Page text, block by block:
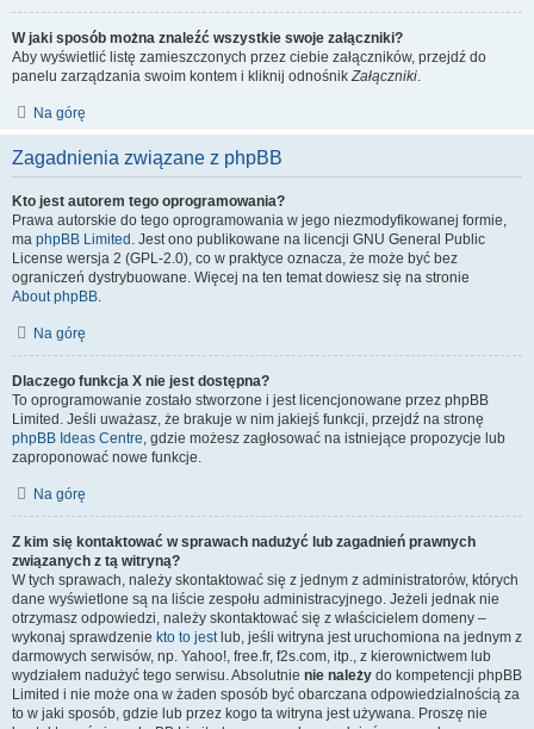
W jaki sposób można znaleźć wszystkie swoje załączniki?
Aby wyświetlić listę zamieszczonych przez ciebie załączników, przejdź do
panelu zarządzania swoim kontem i kliknij odnośnikZałączniki.
Na górę
Zagadnienia związane z phpBB
Kto jest autorem tego oprogramowania?
Prawa autorskie do tego oprogramowania w jego niezmodyfikowanej formie,
ma phpBB Limited . Jest ono publikowane na licencji GNU General Public
License wersja 2 (GPL-2.0), co w praktyce oznacza, że może być bez
ograniczeń dystrybuowane. Więcej na ten temat dowiesz się na stronie
About phpBB.
Na górę
Dlaczego funkcja X nie jest dostępna?
To oprogramowanie zostało stworzone i jest licencjonowane przez phpBB
Limited. Jeśli uważasz, że brakuje w nim jakiejś funkcji, przejdź na stronę
phpBB Ideas Centre, gdzie możesz zagłosować na istniejące propozycje lub
zaproponować nowe funkcje.
Na górę
Z kim się kontaktować w sprawach nadużyć lub zagadnień prawnych
związanych z tą witryną?
W tych sprawach, należy skontaktować się z jednym z administratorów, których
dane wyświetlone są na liście zespołu administracyjnego. Jeżeli jednak nie
otrzymasz odpowiedzi, należy skontaktować się z właścicielem domeny –
wykonaj sprawdzenie kto to jestlub, jeśli witryna jest uruchomiona na jednym z
darmowych serwisów, np. Yahoo!, free.fr, f2s.com, itp., z kierownictwem lub
wydziałem nadużyć tego serwisu. Absolutnie nie należy do kompetencji phpBB
Limited i nie może ona w żaden sposób być obarczana odpowiedzialnością za
to w jaki sposób, gdzie lub przez kogo ta witryna jest używana. Proszę nie